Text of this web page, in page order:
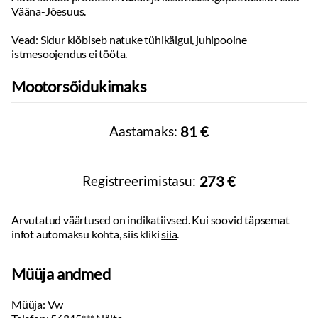
18" valuveljed, Xenon esituled, uueväärsed Kormoran lamellid.
Täismass:
1780kg
Kandevõime:
Haagis piduriteta:
640kg
Teljevahe:
Vääna-Jõesuus.
Vead: Sidur klõbiseb natuke tühikäigul, juhipoolne
istmesoojendus ei tööta.
Mootorsõidukimaks
Aastamaks: 81 €
Registreerimistasu: 273 €
Arvutatud väärtused on indikatiivsed. Kui soovid täpsemat
infot automaksu kohta, siis klikisiia.
Müüja andmed
Müüja: Vw